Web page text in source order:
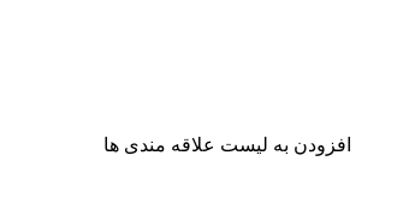
افزودن به لیست علاقه مندی ها